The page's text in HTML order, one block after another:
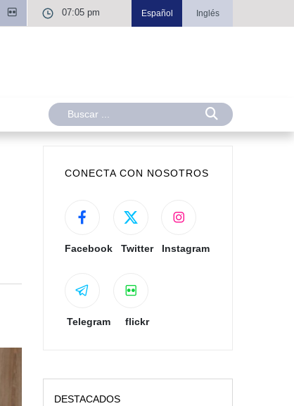
07:05 pm Español Inglés
CONECTA CON NOSOTROS
Facebook Twitter Instagram
Telegram flickr
DESTACADOS